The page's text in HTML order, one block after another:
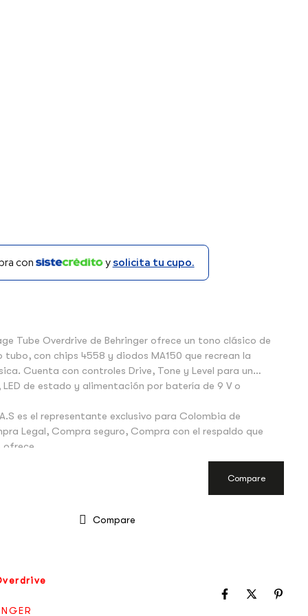
con y solicita tu cupo.
Tube Overdrive de Behringer ofrece un tono clásico de
tubo, con chips 4558 y diodos MA150 que recrean la
Cuenta con controles Drive, Tone y Level para un
de estado y alimentación por batería de 9 V o
es el representante exclusivo para Colombia de
Legal, Compra seguro, Compra con el respaldo que
Compare
Compare